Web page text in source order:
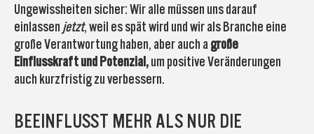
Ungewissheiten sicher: Wir alle müssen uns darauf
einlassen jetzt, weil es spät wird und wir als Branche eine
große Verantwortung haben, aber auch a große
Einflusskraft und Potenzial,um positive Veränderungen
auch kurzfristig zu verbessern.
BEEINFLUSST MEHR ALS NUR DIE